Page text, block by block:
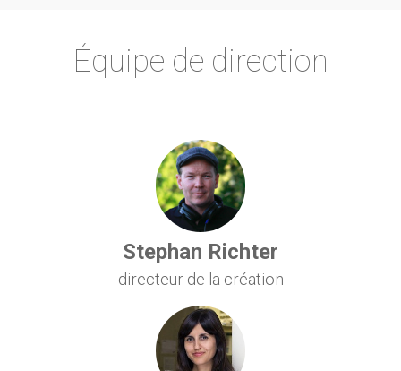
Équipe de direction
Stephan Richter
directeur de la création